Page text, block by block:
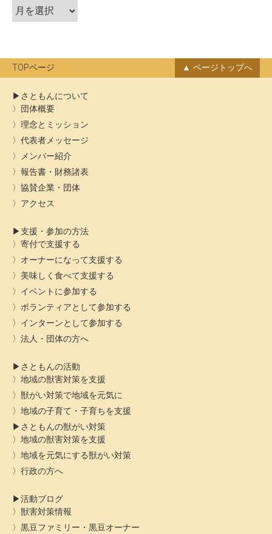
ョ
ア
ー
ブ
TOPページ ページトップへ
さともんについて
団体概要
理念とミッション
代表者メッセージ
メンバー紹介
報告書・財務諸表
協賛企業・団体
アクセス
支援・参加の方法
寄付で支援する
オーナーになって支援する
美味しく食べて支援する
イベントに参加する
ボランティアとして参加する
インターンとして参加する
法人・団体の方へ
さともんの活動
地域の獣害対策を支援
獣がい対策で地域を元気に
地域の子育て・子育ちを支援
さともんの獣がい対策
地域の獣害対策を支援
地域を元気にする獣がい対策
行政の方へ
活動ブログ
獣害対策情報
黒豆ファミリー・黒豆オーナー